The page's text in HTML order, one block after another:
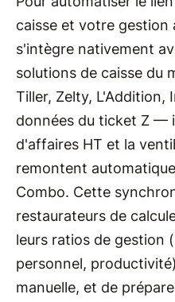
caisse et votre gestion
s'intègre nativement
solutions de caisse du
Tiller, Zelty, L'Addition,
données du ticket Z —
d'affaires HT et la
remontent
Combo. Cette
restaurateurs de
leurs ratios de gestion
personnel,
manuelle, et de